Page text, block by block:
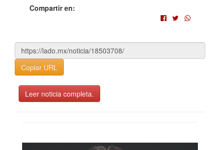
Compartir en:
Copiar URL
Leer noticia completa.